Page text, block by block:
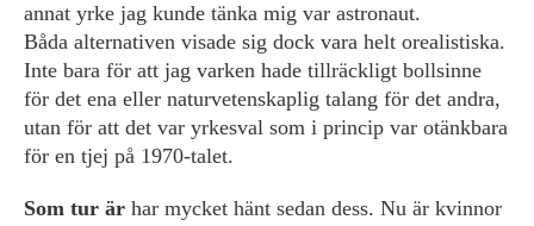
annat yrke jag kunde tänka mig var astronaut.
Båda alternativen visade sig dock vara helt orealistiska.
Inte bara för att jag varken hade tillräckligt bollsinne
för det ena eller naturvetenskaplig talang för det andra,
utan för att det var yrkesval som i princip var otänkbara
för en tjej på 1970-talet.
Som tur är har mycket hänt sedan dess. Nu är kvinnor